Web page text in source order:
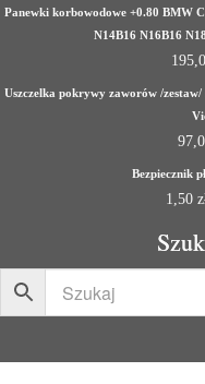
Panewki korbowodowe +0.80 BMW
N14B16 N16B16
Uszczelka pokrywy zaworów /
Bezpiecznik
1,50